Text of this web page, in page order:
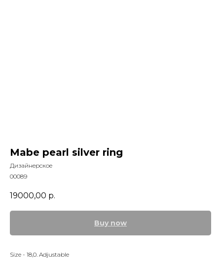
Mabe pearl silver ring
Дизайнерское
00089
19000,00 р.
Buy now
Size - 18,0. Adjustable